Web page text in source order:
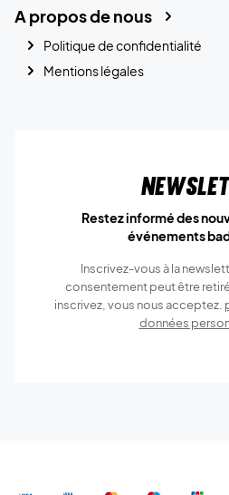
A propos de nous
Politique de confidentialité
Mentions légales
Restez informé des
événements
Inscrivez-vous à la
consentement peut être
inscrivez, vous nous acceptez.
données